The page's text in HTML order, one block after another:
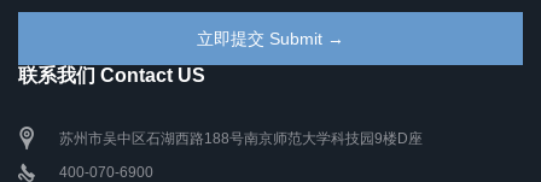
联系我们 Contact US
苏州市吴中区石湖西路188号南京师范大学科技园9楼D座
400-070-6900